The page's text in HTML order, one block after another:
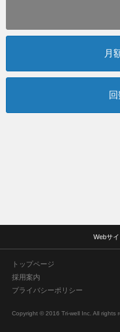
月
Webサ
トップページ
採用案内
プライバシーポリシー
Copyright © 2016 Tri-well Inc. All rights